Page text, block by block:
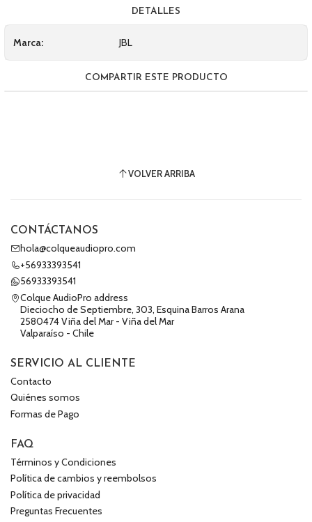
DETALLES
Marca: JBL
COMPARTIR ESTE PRODUCTO
VOLVER ARRIBA
CONTÁCTANOS
hola@colqueaudiopro.com
+56933393541
56933393541
Colque AudioPro address
Dieciocho de Septiembre, 303, Esquina Barros Arana
2580474 Viña del Mar - Viña del Mar
Valparaíso - Chile
SERVICIO AL CLIENTE
Contacto
Quiénes somos
Formas de Pago
FAQ
Términos y Condiciones
Política de cambios y reembolsos
Política de privacidad
Preguntas Frecuentes